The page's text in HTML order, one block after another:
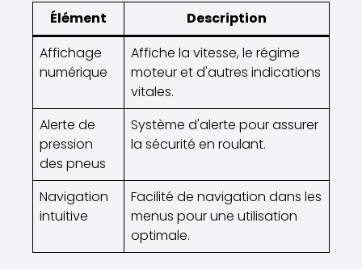
Élément
Description
Affichage
numérique
Affiche la vitesse, le régime
moteur et d'autres indications
vitales.
Alerte de
pression
des pneus
Système d'alerte pour assurer
la sécurité en roulant.
Navigation
intuitive
Facilité de navigation dans les
menus pour une utilisation
optimale.